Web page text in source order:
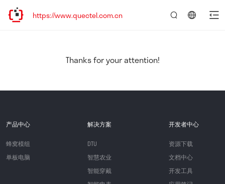
问新址：https://www.quectel.com.cn
Thanks for your attention!
产品中心
蜂窝模组
单板电脑
解决方案
DTU
智慧农业
智能穿戴
开发者中心
资源下载
文档中心
开发工具